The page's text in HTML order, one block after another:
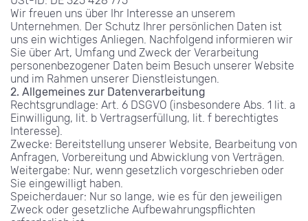
Wir freuen uns über Ihr Interesse an unserem
Unternehmen. Der Schutz Ihrer persönlichen Daten ist
uns ein wichtiges Anliegen. Nachfolgend informieren wir
Sie über Art, Umfang und Zweck der Verarbeitung
personenbezogener Daten beim Besuch unserer Website
und im Rahmen unserer Dienstleistungen.
2. Allgemeines zur Datenverarbeitung
Rechtsgrundlage: Art. 6 DSGVO (insbesondere Abs. 1 lit. a
Einwilligung, lit. b Vertragserfüllung, lit. f berechtigtes
Interesse).
Zwecke: Bereitstellung unserer Website, Bearbeitung von
Anfragen, Vorbereitung und Abwicklung von Verträgen.
Weitergabe: Nur, wenn gesetzlich vorgeschrieben oder
Sie eingewilligt haben.
Speicherdauer: Nur so lange, wie es für den jeweiligen
Zweck oder gesetzliche Aufbewahrungspflichten